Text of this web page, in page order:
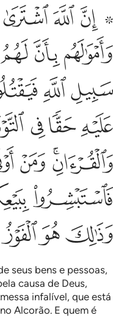
۞ ان الله اشترى من
۞ إِنَّ ٱللَّهَ ٱشْتَرَىٰ مِنَ
ﲥ ﲦﲧﲨ
ﲬﲭﲮ
ﲳﲴ
ﲹﲺﲻ
ﲾﲿ ﳀ
ﳆ
ﳌﳍﳎ
seus bens e pessoas,
causa de Deus,
infalível, que está
Alcorão. E quem é